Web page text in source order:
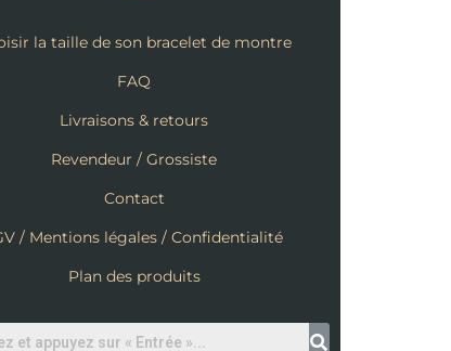
la taille de son bracelet de montre
FAQ
Livraisons & retours
Revendeur / Grossiste
Contact
/ Mentions légales / Confidentialité
Plan des produits